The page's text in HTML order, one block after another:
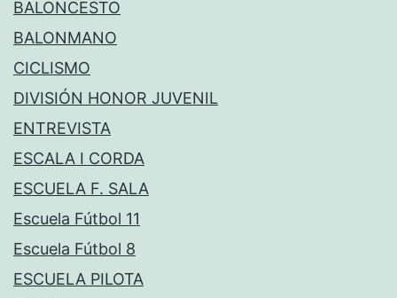
BALONCESTO
BALONMANO
CICLISMO
DIVISIÓN HONOR JUVENIL
ENTREVISTA
ESCALA I CORDA
ESCUELA F. SALA
Escuela Fútbol 11
Escuela Fútbol 8
ESCUELA PILOTA